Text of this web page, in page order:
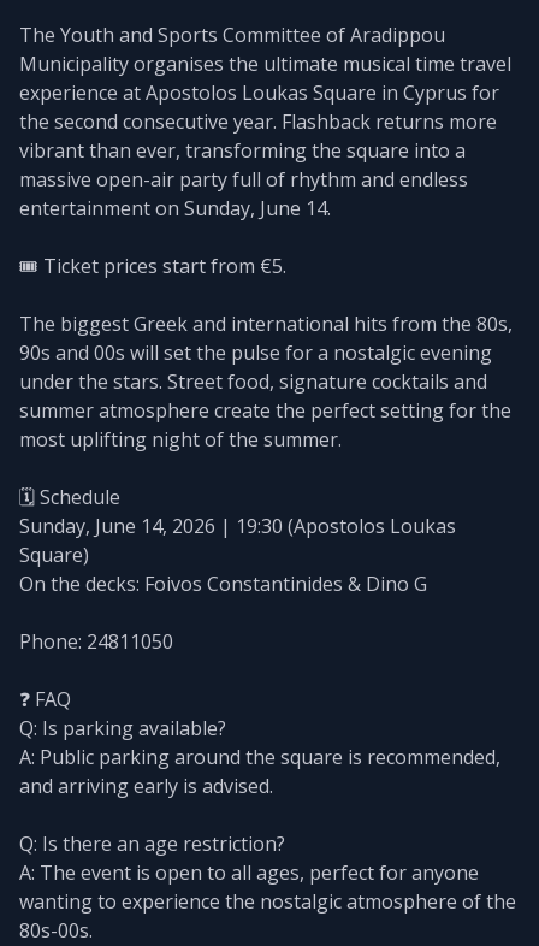
The Youth and Sports Committee of Aradippou
Municipality organises the ultimate musical time travel
experience at Apostolos Loukas Square in Cyprus for
the second consecutive year. Flashback returns more
vibrant than ever, transforming the square into a
massive open-air party full of rhythm and endless
entertainment on Sunday, June 14.
🎟️ Ticket prices start from €5.
The biggest Greek and international hits from the 80s,
90s and 00s will set the pulse for a nostalgic evening
under the stars. Street food, signature cocktails and
summer atmosphere create the perfect setting for the
most uplifting night of the summer.
🗓️ Schedule
Sunday, June 14, 2026 | 19:30 (Apostolos Loukas
Square)
On the decks: Foivos Constantinides & Dino G
Phone: 24811050
❓ FAQ
Q: Is parking available?
A: Public parking around the square is recommended,
and arriving early is advised.
Q: Is there an age restriction?
A: The event is open to all ages, perfect for anyone
wanting to experience the nostalgic atmosphere of the
80s-00s.